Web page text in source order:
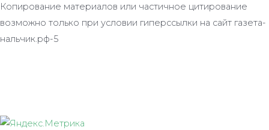
Копирование материалов или частичное цитирование
возможно только при условии гиперссылки на сайт газета-
нальчик.рф-5